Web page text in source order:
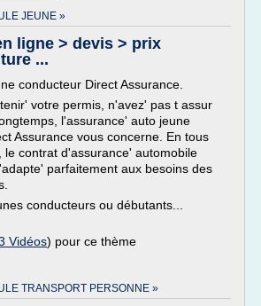
JEUNE »
ligne > devis > prix
...
conducteur Direct Assurance.
votre permis, n'avez' pas t assur
l'assurance' auto jeune
Assurance vous concerne. En tous
le contrat d'assurance' automobile
parfaitement aux besoins des
conducteurs ou débutants...
Vidéos) pour ce thème
TRANSPORT PERSONNE »